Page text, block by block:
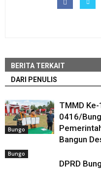
BERITA TERKAIT
DARI PENULIS
Bungo
TMMD
0416/
Bangun
Bungo
DPRD